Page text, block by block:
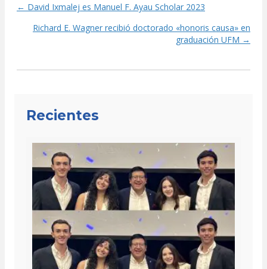
Posts
navigation
← David Ixmalej es Manuel F. Ayau Scholar 2023
Richard E. Wagner recibió doctorado «honoris causa» en
graduación UFM →
Recientes